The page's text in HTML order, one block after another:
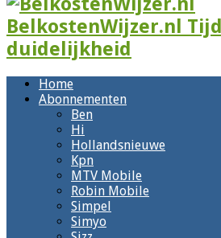
BelkostenWijzer.nl
duidelijkheid
Home
Abonnementen
Ben
Hi
Hollandsnieuwe
Kpn
MTV Mobile
Robin Mobile
Simpel
Simyo